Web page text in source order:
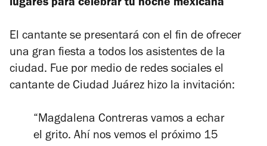
lugares para celebrar tu noche mexicana
El cantante se presentará con el fin de ofrecer
una gran fiesta a todos los asistentes de la
ciudad. Fue por medio de redes sociales el
cantante de Ciudad Juárez hizo la invitación:
“Magdalena Contreras vamos a echar
el grito. Ahí nos vemos el próximo 15